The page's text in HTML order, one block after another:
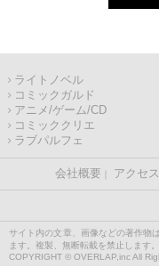
ライトノベル
コミックガルド
アニメ/ゲーム/CD
コミッククリエ
ラブパルフェ
会社概要 アクセス
サイト内の文章、画像などの著作物
ます。複製、無断転載を禁止します。
COPYRIGHT © OVERLAP,inc All